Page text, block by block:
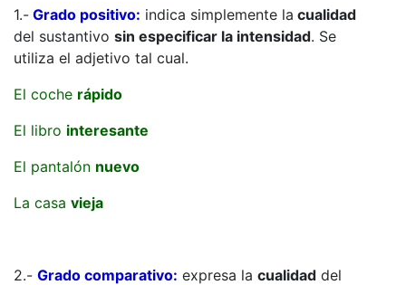
1.- Grado positivo: indica simplemente la cualidad
del sustantivo sin especificar la intensidad. Se
utiliza el adjetivo tal cual.
El coche rápido
El libro interesante
El pantalón nuevo
La casa vieja
2.- Grado comparativo: expresa la cualidad del